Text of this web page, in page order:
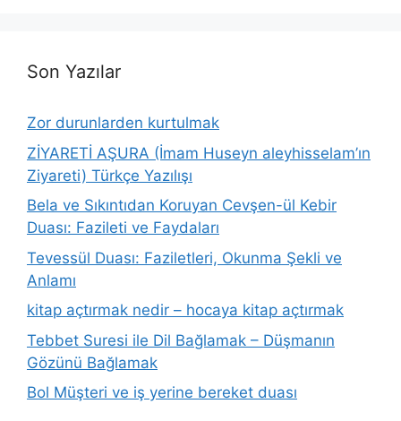
Son Yazılar
Zor durunlarden kurtulmak
ZİYARETİ AŞURA (İmam Huseyn aleyhisselam’ın
Ziyareti) Türkçe Yazılışı
Bela ve Sıkıntıdan Koruyan Cevşen-ül Kebir
Duası: Fazileti ve Faydaları
Tevessül Duası: Faziletleri, Okunma Şekli ve
Anlamı
kitap açtırmak nedir – hocaya kitap açtırmak
Tebbet Suresi ile Dil Bağlamak – Düşmanın
Gözünü Bağlamak
Bol Müşteri ve iş yerine bereket duası